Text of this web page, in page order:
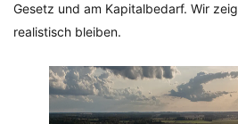
Gesetz und am Kapitalbedarf. Wir
realistisch bleiben.